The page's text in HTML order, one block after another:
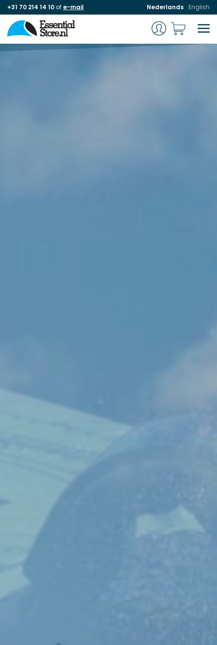
+31 70 214 14 10of e-mail Nederlands English